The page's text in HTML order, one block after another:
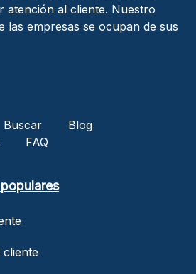
atención al cliente. Nuestro
las empresas se ocupan de sus
Buscar
Blog
FAQ